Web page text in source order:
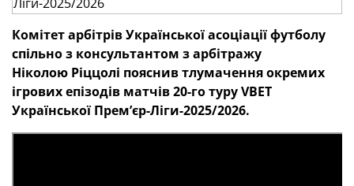
Комітет арбітрівУкраїнської асоціації футболу
спільно з консультантом з арбітражу
Ніколою Ріццолі пояснив тлумачення окремих
ігрових епізодів матчів 20-готуруVBET
Української Премʼєр-Ліги-2025/2026.